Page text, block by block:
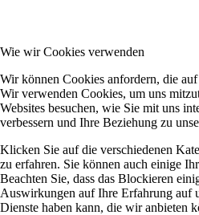
Wie wir Cookies verwenden
Wir können Cookies anfordern, die
Wir verwenden Cookies, um uns
Websites besuchen, wie Sie mit uns
verbessern und Ihre Beziehung zu
Klicken Sie auf die verschiedenen
zu erfahren. Sie können auch einige
Beachten Sie, dass das Blockieren
Auswirkungen auf Ihre Erfahrung auf
Dienste haben kann, die wir anbieten